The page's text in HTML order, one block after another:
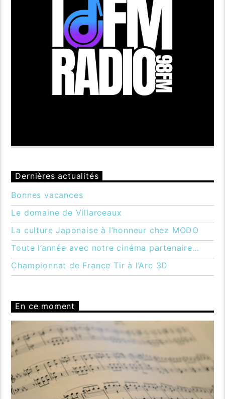
Dernières actualités
Bonnes vacances
Le domaine de Villarceaux
La culture Japonaise à l’honneur chez MODO
Toute l’année avec notre cinéma partenaire…
Championnat de France Tir à l’Arc 3D
En ce moment